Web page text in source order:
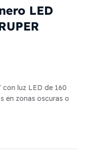
LED
luz LED de 160
en zonas oscuras o